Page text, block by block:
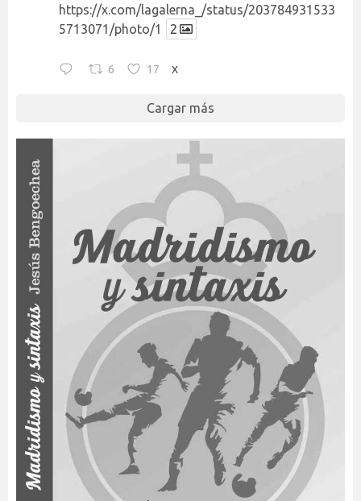
https://x.com/lagalerna_/status/203784931533
5713071/photo/1
2
6 17 X
Cargar más